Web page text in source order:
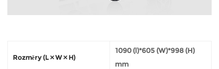
Rozměry (L × W × H)
1090 (l)*605 (W)*998 (H)
mm